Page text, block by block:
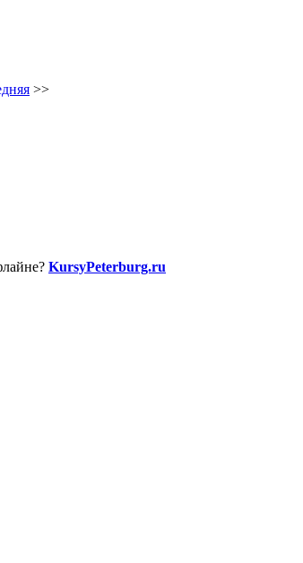
>>
KursyPeterburg.ru